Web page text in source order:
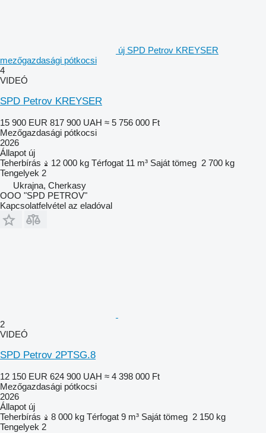
új SPD Petrov KREYSER
mezőgazdasági pótkocsi
4
VIDEÓ
SPD Petrov KREYSER
15 900 EUR 817 900 UAH ≈ 5 756 000 Ft
Mezőgazdasági pótkocsi
2026
Állapot új
Teherbírás
12 000 kg Térfogat 11 m³ Saját tömeg 2 700 kg
Tengelyek 2
Ukrajna, Cherkasy
OOO "SPD PETROV"
Kapcsolatfelvétel az eladóval
2
VIDEÓ
SPD Petrov 2PTSG.8
12 150 EUR 624 900 UAH ≈ 4 398 000 Ft
Mezőgazdasági pótkocsi
2026
Állapot új
Teherbírás
8 000 kg Térfogat 9 m³ Saját tömeg 2 150 kg
Tengelyek 2